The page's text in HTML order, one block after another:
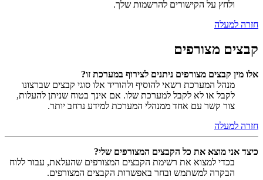
ולחץ על הקישורים להרשמות שלך.
חזרה למעלה
קבצים מצורפים
אלו מין קבצים מצורפים ניתנים לצירוף במערכת זו?
מנהל המערכת רשאי להוסיף ולהוריד אלו סוגי קבצים שברצונו
לקבל או לא לקבל למערכת שלו. אם אינך בטוח שניתן להעלות,
צור קשר עם אחד ממנהלי המערכת למידע נרחב יותר.
חזרה למעלה
כיצד אני מוצא את כל הקבצים המצורפים שלי?
בכדי למצוא את רשימת הקבצים המצורפים שהעלאת, עבור ללוח
הבקרה למשתמש ובחר באפשרות הקבצים המצורפים.